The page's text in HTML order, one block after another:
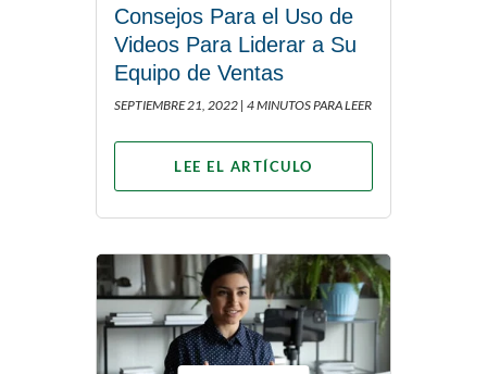
Consejos Para el Uso de
Videos Para Liderar a Su
Equipo de Ventas
SEPTIEMBRE 21, 2022 | 4 MINUTOS PARA LEER
LEE EL ARTÍCULO